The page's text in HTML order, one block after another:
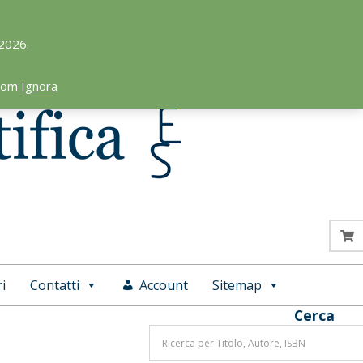
Ignora
Contatti Account Sitemap
Cerca